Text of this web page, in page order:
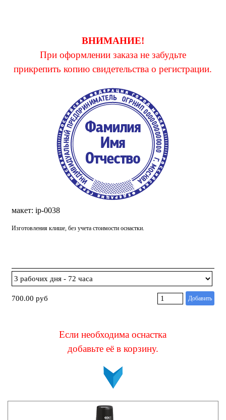
ВНИМАНИЕ!
При оформлении заказа не забудьте
прикрепить копию свидетельства о регистрации.
макет: ip-0038
Изготовления клише, без учета стоимости оснастки.
700.00 руб Добавить
Если необходима оснастка
добавьте её в корзину.